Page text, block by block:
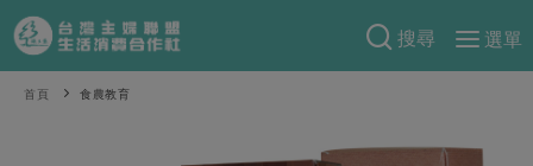
搜尋
選單
產品分類
首頁 食農教育